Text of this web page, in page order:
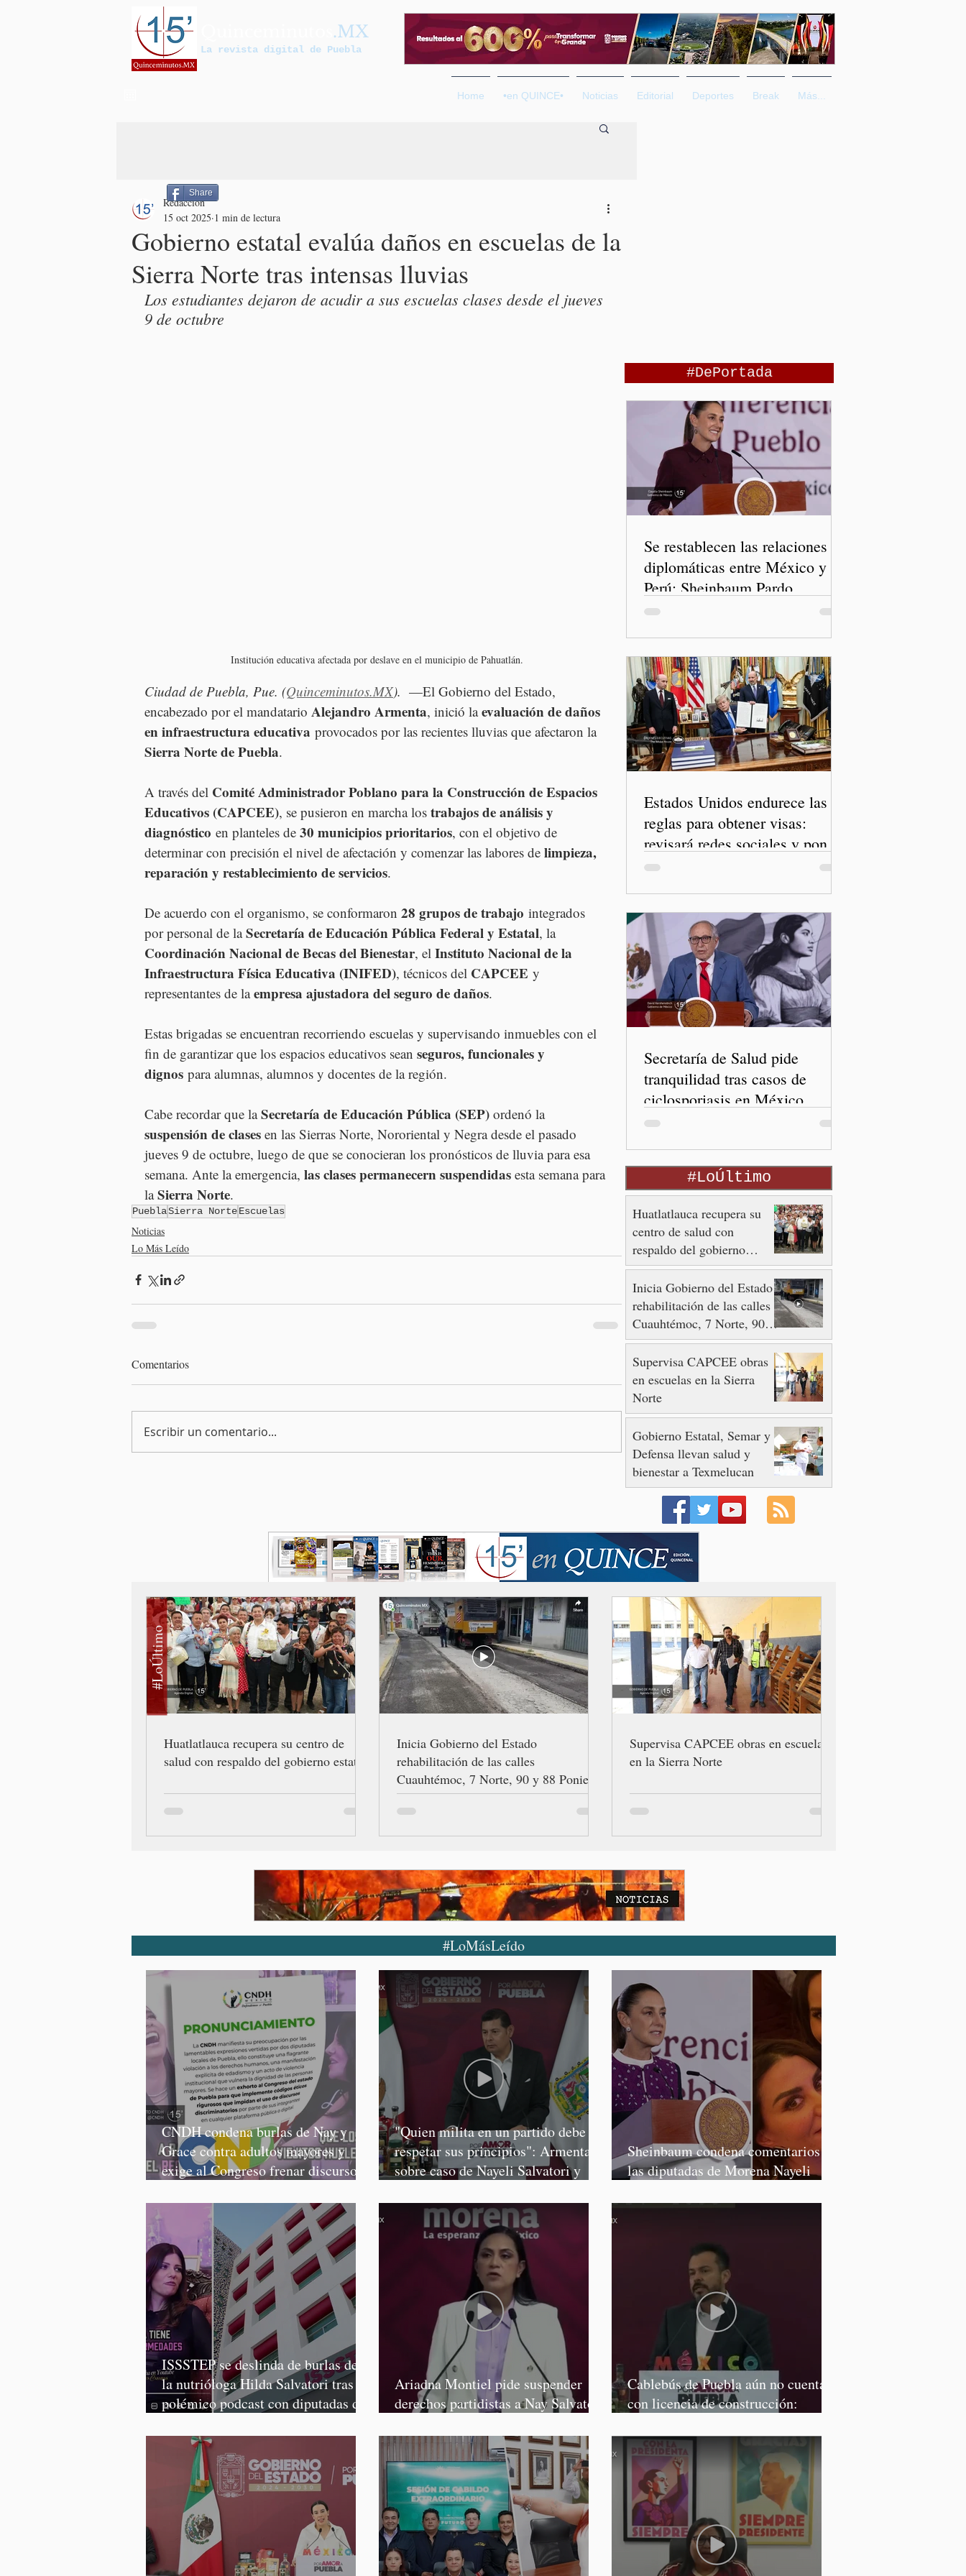
.MX
La revista digital de Puebla
Home •en QUINCE• Noticias Editorial Deportes Break Más...
Gobierno estatal evalúa daños en escuelas de la
Sierra Norte tras intensas lluvias
Redacción
15 oct 2025 1 min de lectura
Los estudiantes dejaron de acudir a sus escuelas clases desde el jueves
9 de octubre
Institución educativa afectada por deslave en el municipio de Pahuatlán.
Ciudad de Puebla, Pue. (Quinceminutos.MX). —El Gobierno del Estado,
encabezado por el mandatario Alejandro Armenta, inició la evaluación de daños
en infraestructura educativa provocados por las recientes lluvias que afectaron la
Sierra Norte de Puebla.
A través del Comité Administrador Poblano para la Construcción de Espacios
Educativos (CAPCEE), se pusieron en marcha los trabajos de análisis y
diagnóstico en planteles de 30 municipios prioritarios, con el objetivo de
determinar con precisión el nivel de afectación y comenzar las labores de limpieza,
reparación y restablecimiento de servicios.
De acuerdo con el organismo, se conformaron 28 grupos de trabajo integrados
por personal de la Secretaría de Educación Pública Federal y Estatal, la
Coordinación Nacional de Becas del Bienestar, el Instituto Nacional de la
Infraestructura Física Educativa (INIFED), técnicos del CAPCEE y
representantes de la empresa ajustadora del seguro de daños.
Estas brigadas se encuentran recorriendo escuelas y supervisando inmuebles con el
fin de garantizar que los espacios educativos sean seguros, funcionales y
dignos para alumnas, alumnos y docentes de la región.
Cabe recordar que la Secretaría de Educación Pública (SEP) ordenó la
suspensión de clases en las Sierras Norte, Nororiental y Negra desde el pasado
jueves 9 de octubre, luego de que se conocieran los pronósticos de lluvia para esa
semana. Ante la emergencia, las clases permanecern suspendidas esta semana para
la Sierra Norte.
PueblaSierra NorteEscuelas
Noticias
Lo Más Leído
Comentarios
Escribir un comentario...
Share
#DePortada
Se restablecen las relaciones
diplomáticas entre México y
Perú: Sheinbaum Pardo
Estados Unidos endurece las
reglas para obtener visas:
revisará redes sociales y pone
freno al Turismo de Nacimiento
Secretaría de Salud pide
tranquilidad tras casos de
ciclosporiasis en México
#LoÚltimo
Huatlatlauca recupera su
centro de salud con
respaldo del gobierno
estatal
Inicia Gobierno del Estado
rehabilitación de las calles
Cuauhtémoc, 7 Norte, 90 y
88 Poniente
Supervisa CAPCEE obras
en escuelas en la Sierra
Norte
Gobierno Estatal, Semar y
Defensa llevan salud y
bienestar a Texmelucan
Huatlatlauca recupera su centro de
salud con respaldo del gobierno estatal
Inicia Gobierno del Estado
rehabilitación de las calles
Cuauhtémoc, 7 Norte, 90 y 88 Poniente
Supervisa CAPCEE obras en escuelas
en la Sierra Norte
#LoÚltimo
#LoMásLeído
CNDH condena burlas de Nay y
Grace contra adultos mayores y
exige al Congreso frenar discursos
"Quien milita en un partido debe
respetar sus principios": Armenta,
sobre caso de Nayeli Salvatori y
Sheinbaum condena comentarios de
las diputadas de Morena Nayeli
ISSSTEP se deslinda de burlas de
la nutrióloga Hilda Salvatori tras
polémico podcast con diputadas de
Ariadna Montiel pide suspender
derechos partidistas a Nay Salvatori
Cablebús de Puebla aún no cuenta
con licencia de construcción: